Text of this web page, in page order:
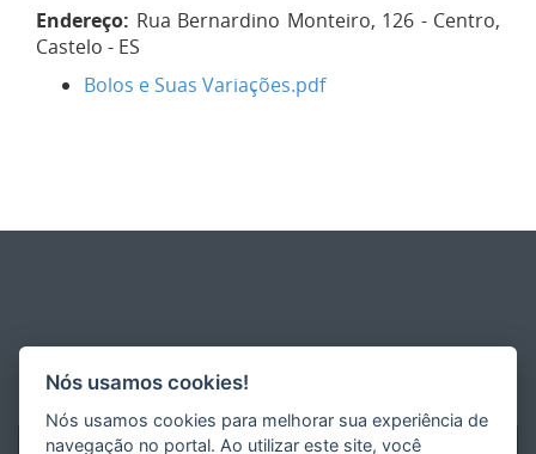
Endereço: Rua Bernardino Monteiro, 126 - Centro,
Castelo - ES
Bolos e Suas Variações.pdf
Nós usamos cookies!
Nós usamos cookies para melhorar sua experiência de
navegação no portal. Ao utilizar este site, você